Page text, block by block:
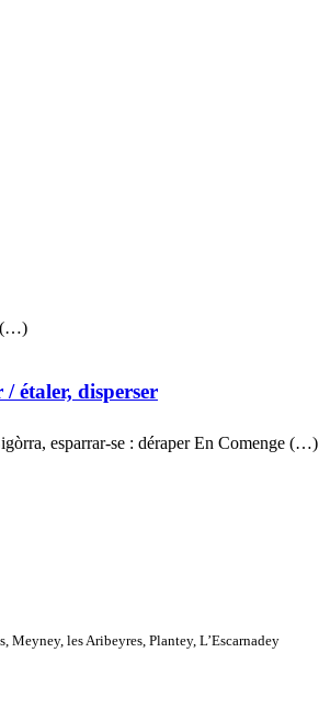
(…)
/ étaler, disperser
esparrar-se : déraper En Comenge (…)
Meyney, les Aribeyres, Plantey, L’Escarnadey